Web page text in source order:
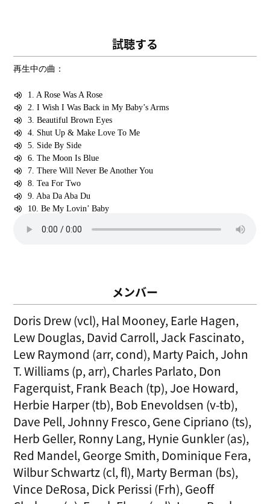
試聴する
メンバー
Doris Drew (vcl), Hal Mooney, Earle Hagen,
Lew Douglas, David Carroll, Jack Fascinato,
Lew Raymond (arr, cond), Marty Paich, John
T. Williams (p, arr), Charles Parlato, Don
Fagerquist, Frank Beach (tp), Joe Howard,
Herbie Harper (tb), Bob Enevoldsen (v-tb),
Dave Pell, Johnny Fresco, Gene Cipriano (ts),
Herb Geller, Ronny Lang, Hynie Gunkler (as),
Red Mandel, George Smith, Dominique Fera,
Wilbur Schwartz (cl, fl), Marty Berman (bs),
Vince DeRosa, Dick Perissi (Frh), Geoff